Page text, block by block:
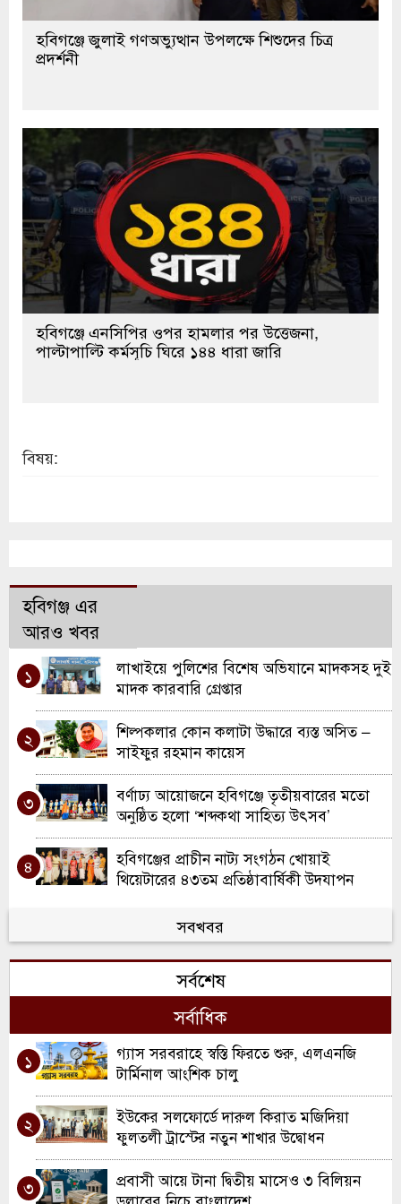
হবিগঞ্জে জুলাই গণঅভ্যুত্থান উপলক্ষে শিশুদের চিত্র
প্রদর্শনী
হবিগঞ্জে এনসিপির ওপর হামলার পর উত্তেজনা,
পাল্টাপাল্টি কর্মসূচি ঘিরে ১৪৪ ধারা জারি
বিষয়:
হবিগঞ্জ এর
আরও খবর
১
লাখাইয়ে পুলিশের বিশেষ অভিযানে মাদকসহ দুই
মাদক কারবারি গ্রেপ্তার
২
শিল্পকলার কোন কলাটা উদ্ধারে ব্যস্ত অসিত –
সাইফুর রহমান কায়েস
৩
বর্ণাঢ্য আয়োজনে হবিগঞ্জে তৃতীয়বারের মতো
অনুষ্ঠিত হলো ‘শব্দকথা সাহিত্য উৎসব’
৪
হবিগঞ্জের প্রাচীন নাট্য সংগঠন খোয়াই
থিয়েটারের ৪৩তম প্রতিষ্ঠাবার্ষিকী উদযাপন
লাখাইয়ে প্রশংসা পত্রের নামে অর্থ আদায়ের
অভিযোগঃপ্রতিকার চেয়ে ইউএনও বরাবরে
লিখিত অভিযোগ দায়ের করেছেন এক ভুক্তভোগী
৬
জাতীয় পর্যায়ে শ্রেষ্ঠ উপসহকারী কমিউনিটি
মেডিকেল অফিসার নির্বাচিত হলেন লাখাইর
ফরাশ উদ্দিন
৭
লাখাইয়ে নির্মাণের ১০ বছরেও উদ্বোধন হয় নাই
উইমেন্স কর্ণার! রাজস্ব হারাচ্ছে সরকার
৮
লাখাইয়ে বিভিন্ন শ্রেণী-পেশার মানুষদের সাথে
জেলা প্রশাসকের মতবিনিময়
৯
লাখাইয়ে পুলিশের অভিযানে ৩ পলাতক আসামী
গ্রেফতার
সবখবর
সর্বশেষ
সর্বাধিক
১
গ্যাস সরবরাহে স্বস্তি ফিরতে শুরু, এলএনজি
টার্মিনাল আংশিক চালু
২
ইউকের সলফোর্ডে দারুল কিরাত মজিদিয়া
ফুলতলী ট্রাস্টের নতুন শাখার উদ্বোধন
৩
প্রবাসী আয়ে টানা দ্বিতীয় মাসেও ৩ বিলিয়ন